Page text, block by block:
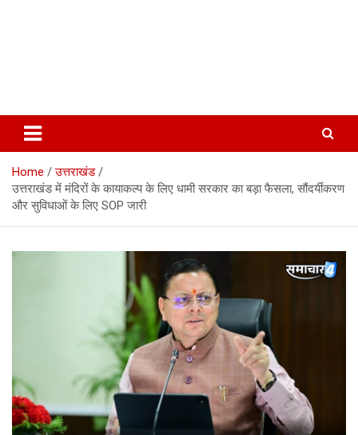
Home
उत्तराखंड
उत्तराखंड में मंदिरों के कायाकल्प के लिए धामी सरकार का बड़ा फैसला, सौंदर्यीकरण
और सुविधाओं के लिए SOP जारी